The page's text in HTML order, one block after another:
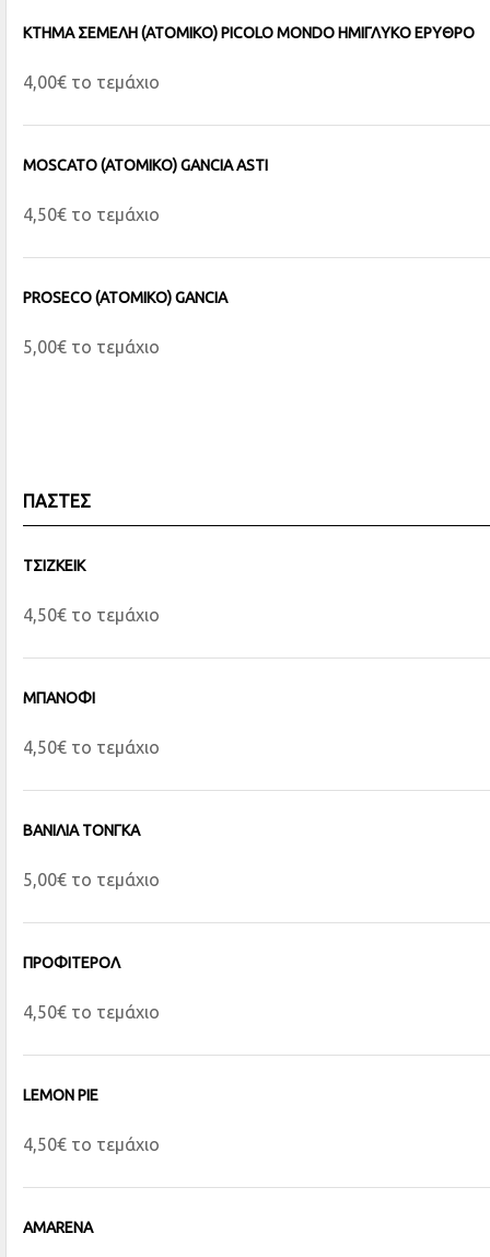
ΚΤΗΜΑ ΣΕΜΕΛΗ (ΑΤΟΜΙΚΟ) PICOLO MONDO ΗΜΙΓΛΥΚΟ ΕΡΥΘΡΟ
4,00€ το τεμάχιο
MOSCATO (ΑΤΟΜΙΚΟ) GANCIA ASTI
4,50€ το τεμάχιο
PROSECO (ΑΤΟΜΙΚΟ) GANCIA
5,00€ το τεμάχιο
ΠΑΣΤΕΣ
ΤΣΙΖΚΕΙΚ
4,50€ το τεμάχιο
ΜΠΑΝΟΦΙ
4,50€ το τεμάχιο
ΒΑΝΙΛΙΑ ΤΟΝΓΚΑ
5,00€ το τεμάχιο
ΠΡΟΦΙΤΕΡΟΛ
4,50€ το τεμάχιο
LEMON PIE
4,50€ το τεμάχιο
AMARENA